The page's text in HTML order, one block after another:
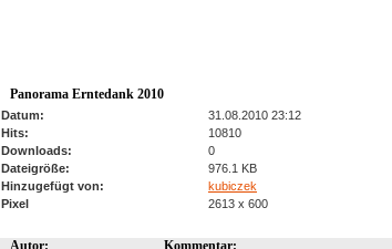
Panorama Erntedank 2010
Datum:
31.08.2010 23:12
Hits:
10810
Downloads:
0
Dateigröße:
976.1 KB
Hinzugefügt von:
kubiczek
Pixel
2613 x 600
Autor: Kommentar: